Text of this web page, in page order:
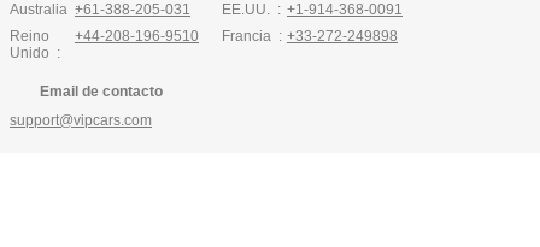
Australia :+61-388-205-031
Reino
Unido :
+44-208-196-9510
EE.UU. : +1-914-368-0091
Francia : +33-272-249898
Email de contacto
support@vipcars.com